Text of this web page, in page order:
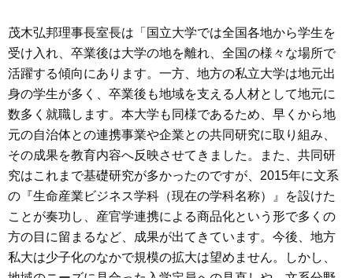
茂木弘邦理事長室長は「国立大学では全国各地から学生を
受け入れ、卒業後は大学の地を離れ、全国の様々な場所で
活躍する傾向にあります。一方、地方の私立大学は地元出
身の学生が多く、卒業後も地域を支える人材として地元に
数多く就職します。本大学も同様であるため、早くから地
元の自治体との連携事業や企業との共同研究に取り組み、
その成果を教育内容へ反映させてきました。また、共同研
究はこれまで基礎研究が多かったのですが、2015年に文系
の『生命産業ビジネス学科（現在の学科名称）』を設けた
ことが奏功し、産官学連携による商品化という形で多くの
方の目に留まるなど、成果が出てきています。今後、地方
私大は少子化のなかで規模の拡大は望めません。しかし、